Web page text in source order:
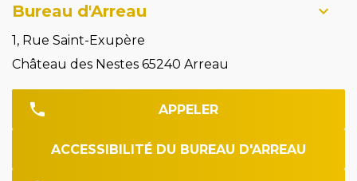
Bureau d'Arreau
1, Rue Saint-Exupère
Château des Nestes 65240 Arreau
APPELER
ACCESSIBILITÉ DU BUREAU D'ARREAU